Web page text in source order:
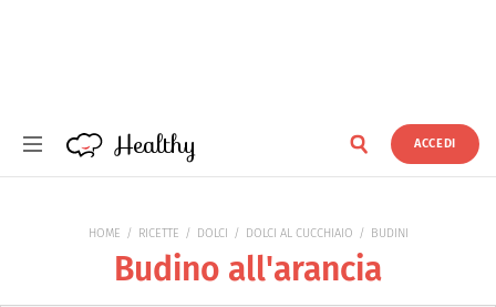
Healthy
Healthy ACCEDI
HOME RICETTE DOLCI DOLCI AL CUCCHIAIO BUDINI
Budino all'arancia